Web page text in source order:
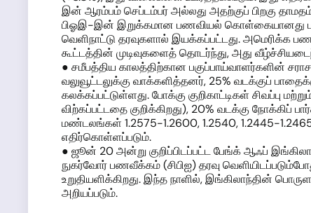
இன் ஆரம்பம் செப்டம்பர் அல்லது அதற்குப் பிறகு
பிஓஇ-இன் இறுக்கமான பணவியல் கொள்கையானது
வெளிநாட்டு தரவுகளால் இயக்கப்பட்டது. அமெரிக்க
கூட்டத்தின் முடிவுகளைத் தொடர்ந்து, அது
● சமீபத்திய காலத்திற்கான பகுப்பாய்வாளர்களின்
வலுவூட்டலுக்கு வாக்களித்தனர், 25% வடக்குப்
கலக்கப்பட்டுள்ளது. போக்கு குறிகாட்டிகள் சிவப்பு
விற்கப்பட்டதை குறிக்கிறது), 20% வடக்கு நோக்கிப்
மண்டலங்கள் 1.2575-1.2600, 1.2540, 1.2445-
எதிர்கொள்ளப்படும்.
● ஜூன் 20 அன்று குறிப்பிடப்பட்ட பேங்க் ஆஃப்
நுகர்வோர் பணவீக்கம் (சிபிஐ) தரவு
உறுதியளிக்கிறது. இந்த நாளில், இங்கிலாந்தின்
அறியப்படும்.